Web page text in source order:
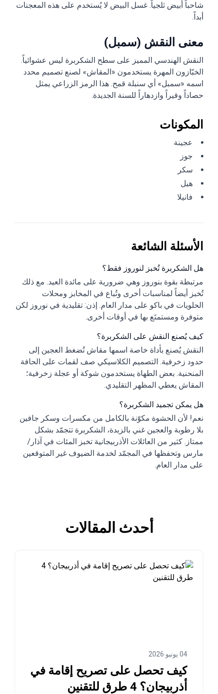
شاحباً أبيض ثلجياً. غسل البيض لا يُستخدم على هذه المعجنات
أبداً.
معنى النقش (سمبل)
النقش الهندسي المميز على سطح الشكربرة ليس عشوائياً.
الخبّازون المهرة يستخدمون «المقاش» لصنع تصميم محدد
اسمه «سمبل» أي سنبلة قمح. هذا الرمز الزراعي يمثل
حصاداً وفيراً وازدهاراً للسنة الجديدة.
المكونات
عجينة
جوز
سكر
هيل
فانيلا
الأسئلة الشائعة
هل الشكربرة تُخبز لنوروز فقط؟
مرتبطة بقوة بنوروز وهي ضرورية على مائدة العيد. مع ذلك
تُخبز أيضاً لمناسبات أخرى وتُباع في المخابز ومحلات
الحلويات في باكو على مدار العام. إذن: تقليدية في نوروز لكن
متوفرة ومستمتَع بها في أوقات أخرى.
كيف يُصنع النقش على الشكربرة؟
النقش يُصنع بأداة خاصة اسمها مقاش تُضغط العجين إلى
حدود زخرفية. التصميم الكلاسيكي صف لقمات على الحافة
المنحنية. بعض الطهاة يستخدمون شوكة أو عجلة زخرفية؛
المقاش يعطي المظهر التقليدي.
هل يمكن تجميد الشكربرة؟
نعم! لأن الحشوة مكوّنة بالكامل من مكسرات وسكر جافين
بلا رطوبة والعجين غني بالزبدة، الشكربرة تتجمّد بشكل
ممتاز. كثير من العائلات الأذربيجانية تخبز المئات في آذار/
مارس وتحفظها في المجمّد لخدمة الضيوف غير المتوقعين
على مدار العام.
أحدث المقالات
04 يونيو 2026
كيف تحصل على تصريح إقامة في
أذربيجان؟ 4 طرق للتقنين